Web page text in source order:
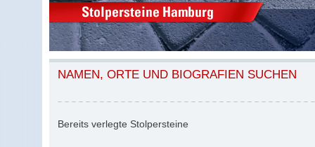
NAMEN, ORTE UND BIOGRAFIEN SUCHEN
Bereits verlegte Stolpersteine